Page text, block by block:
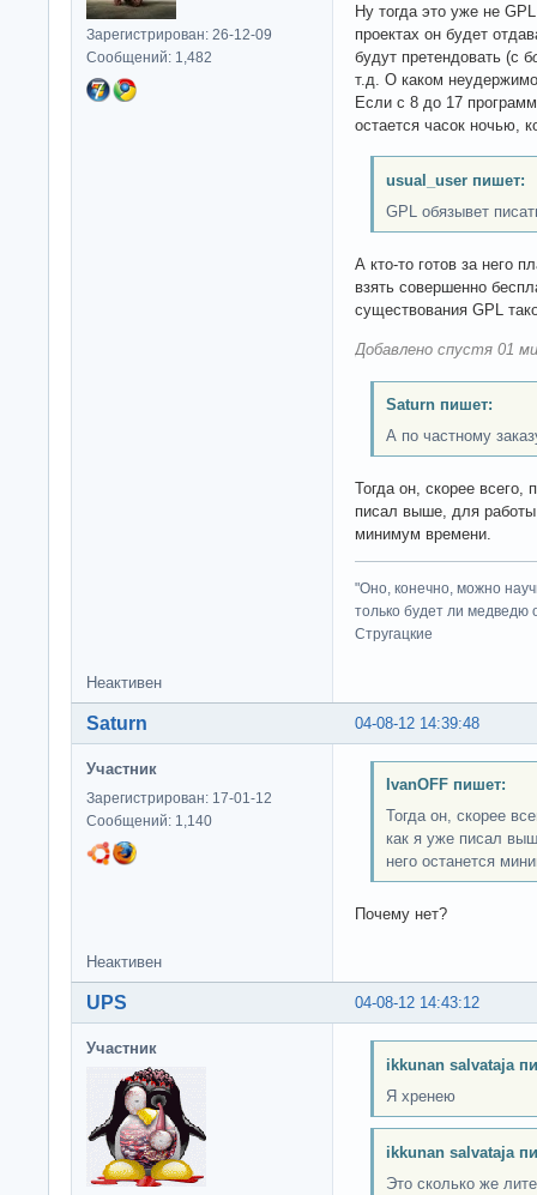
Зарегистрирован: 26-12-09
Сообщений: 1,482
Ну тогда это уже не
проектах он будет
будут претендовать (с б
т.д. О каком
Если с 8 до 17
остается часок ночью,
usual_user пишет:
GPL обязывет
А кто-то готов за него
взять совершенно
существования GPL
Добавлено спустя 01
Saturn пишет:
А по частному
Тогда он, скорее всего,
писал выше, для работы
минимум времени.
"Оно, конечно, можно
только будет ли медведю
Стругацкие
Неактивен
04-08-12 14:39:48
Saturn
Участник
Зарегистрирован: 17-01-12
Сообщений: 1,140
IvanOFF пишет:
Тогда он, скорее
как я уже писал
него останется
Почему нет?
Неактивен
04-08-12 14:43:12
UPS
Участник
ikkunan salvataja
Я хренею
ikkunan salvataja
Это сколько же